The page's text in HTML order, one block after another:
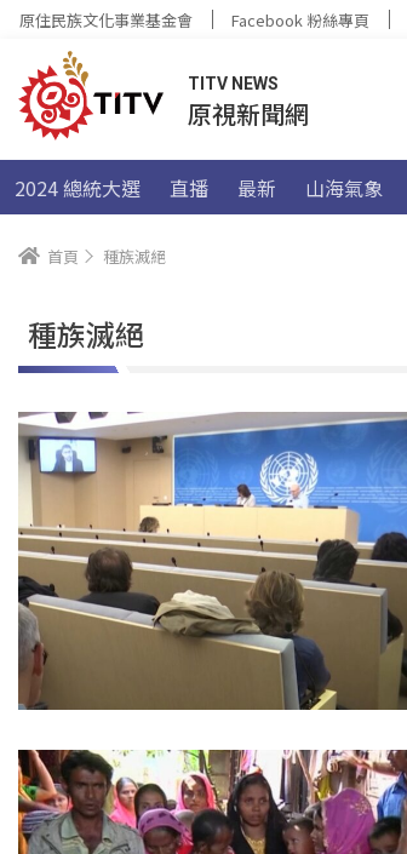
原住民族文化事業基金會 Facebook 粉絲專頁
TITV NEWS
原視新聞網
2024 總統大選 直播 最新 山海氣象
首頁 種族滅絕
種族滅絕